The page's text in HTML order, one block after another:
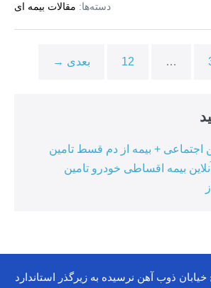
بیمه
درمان
بیمه
دسته‌ها: مقالات بیمه ای
…
12 بعدی →
اجتماعی + بیمه از دم قسط تامین
بیمه اقساطی خودرو تامین
ذوب آهن نرسیده به زیرگذر استاندارد